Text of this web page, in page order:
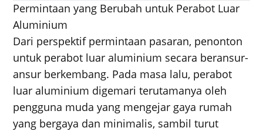
Permintaan yang Berubah untuk Perabot Luar
Aluminium
Dari perspektif permintaan pasaran, penonton
untuk perabot luar aluminium secara beransur-
ansur berkembang. Pada masa lalu, perabot
luar aluminium digemari terutamanya oleh
pengguna muda yang mengejar gaya rumah
yang bergaya dan minimalis, sambil turut